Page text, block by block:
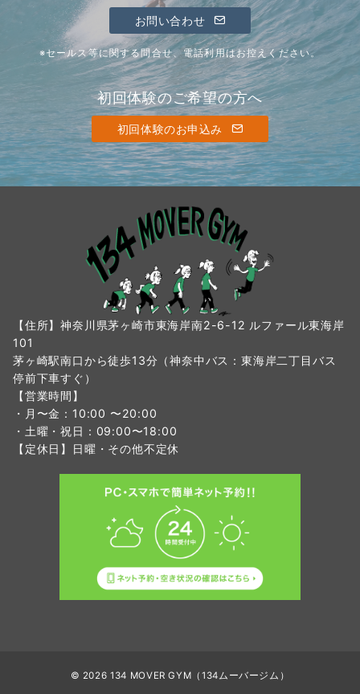
お問い合わせ
※セールス等に関する問合せ、電話利用はお控えください。
初回体験のご希望の方へ
初回体験のお申込み
【住所】神奈川県茅ヶ崎市東海岸南2-6-12 ルファール東海岸
101
茅ヶ崎駅南口から徒歩13分（神奈中バス：東海岸二丁目バス
停前下車すぐ）
【営業時間】
・月〜金：10:00 〜20:00
・土曜・祝日：09:00〜18:00
【定休日】日曜・その他不定休
© 2026134 MOVER GYM（134ムーバージム）